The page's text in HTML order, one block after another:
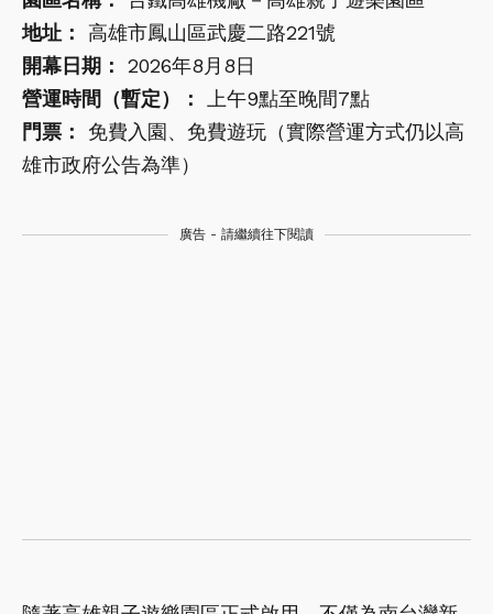
地址：
高雄市鳳山區武慶二路221號
開幕日期：
2026年8月8日
營運時間（暫定）：
上午9點至晚間7點
門票：
免費入園、免費遊玩（實際營運方式仍以高
雄市政府公告為準）
廣告 - 請繼續往下閱讀